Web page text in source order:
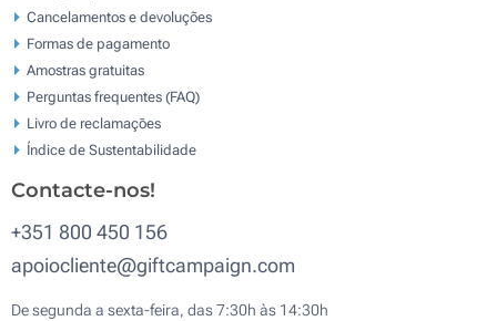
Cancelamentos e devoluções
Formas de pagamento
Amostras gratuitas
Perguntas frequentes (FAQ)
Livro de reclamaçōes
Índice de Sustentabilidade
Contacte-nos!
+351 800 450 156
apoiocliente@giftcampaign.com
De segunda a sexta-feira, das 7:30h às 14:30h